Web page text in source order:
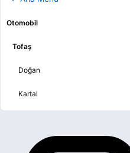
Otomobil
Tofaş
Doğan
Kartal
Şahin